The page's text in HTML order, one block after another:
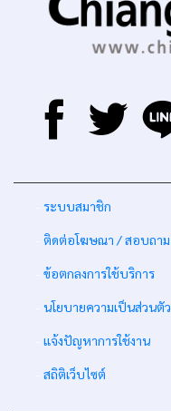
ระบบสมาชิก
ติดต่อโฆษณา / สอบถาม
ข้อตกลงการใช้บริการ
นโยบายความเป็นส่วนตัว
แจ้งปัญหาการใช้งาน
สถิติเว็บไซต์